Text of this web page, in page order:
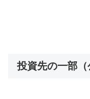
投資先の一部（